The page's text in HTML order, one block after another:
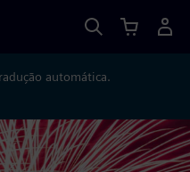
automática.